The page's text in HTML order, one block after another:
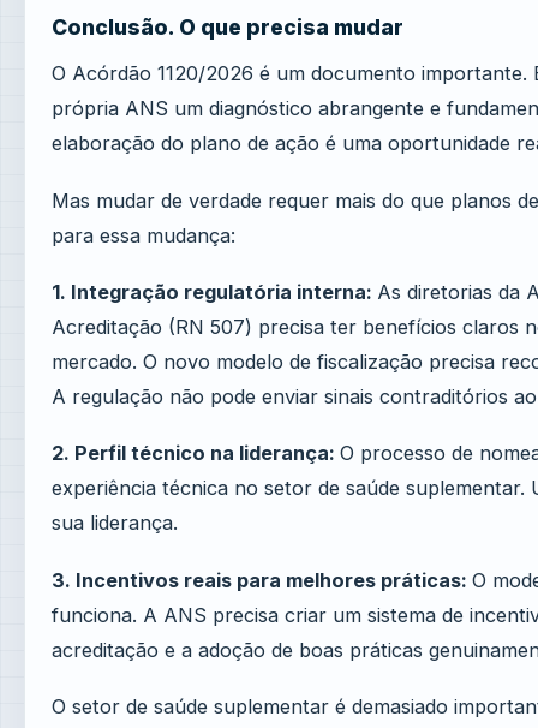
Conclusão. O que precisa mudar
O Acórdão 1120/2026 é um documento
própria ANS um diagnóstico abrangente e
elaboração do plano de ação é uma oportunidade
Mas mudar de verdade requer mais do que planos
para essa mudança:
1. Integração regulatória interna: As diretorias da
Acreditação (RN 507) precisa ter benefícios claros
mercado. O novo modelo de fiscalização precisa
A regulação não pode enviar sinais contraditórios
2. Perfil técnico na liderança: O processo de
experiência técnica no setor de saúde
sua liderança.
3. Incentivos reais para melhores práticas: O
funciona. A ANS precisa criar um sistema de
acreditação e a adoção de boas práticas
O setor de saúde suplementar é demasiado